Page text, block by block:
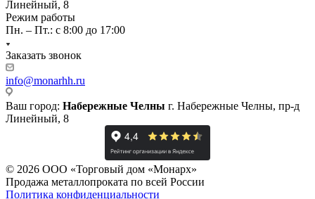
Линейный, 8
Режим работы
Пн. – Пт.: с 8:00 до 17:00
Заказать звонок
info@monarhh.ru
Ваш город: Набережные Челны г. Набережные Челны, пр-д
Линейный, 8
© 2026 ООО «Торговый дом «Монарх»
Продажа металлопроката по всей России
Политика конфиденциальности